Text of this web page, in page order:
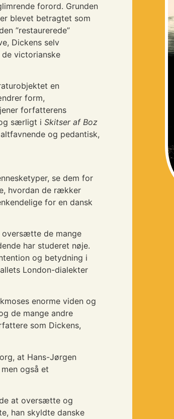
forord. Grunden
blevet betragtet som
”restaurerede”
Dickens selv
de victorianske
en
form,
forfatterens
og særligt iSkitser af Boz
og pedantisk,
se dem for
hvordan de rækker
for en dansk
de mange
har studeret nøje.
og betydning i
London-dialekter
enorme viden og
de mange andre
som Dickens,
at Hans-Jørgen
også et
at oversætte og
han skyldte danske